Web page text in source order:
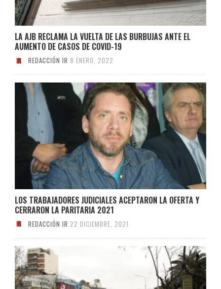
LA AJB RECLAMA LA VUELTA DE LAS BURBUJAS ANTE EL
AUMENTO DE CASOS DE COVID-19
REDACCIÓN IR 8 ENERO, 2022
LOS TRABAJADORES JUDICIALES ACEPTARON LA OFERTA Y
CERRARON LA PARITARIA 2021
REDACCIÓN IR 22 DICIEMBRE, 2021